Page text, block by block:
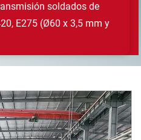
soldados de
E275 (Ø60 x 3,5 mm y